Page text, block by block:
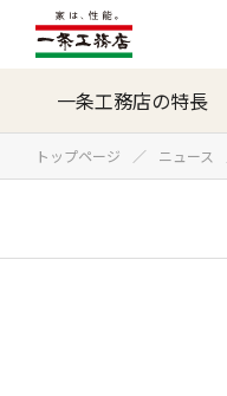
一条工務店の特長
トップページ ニュース